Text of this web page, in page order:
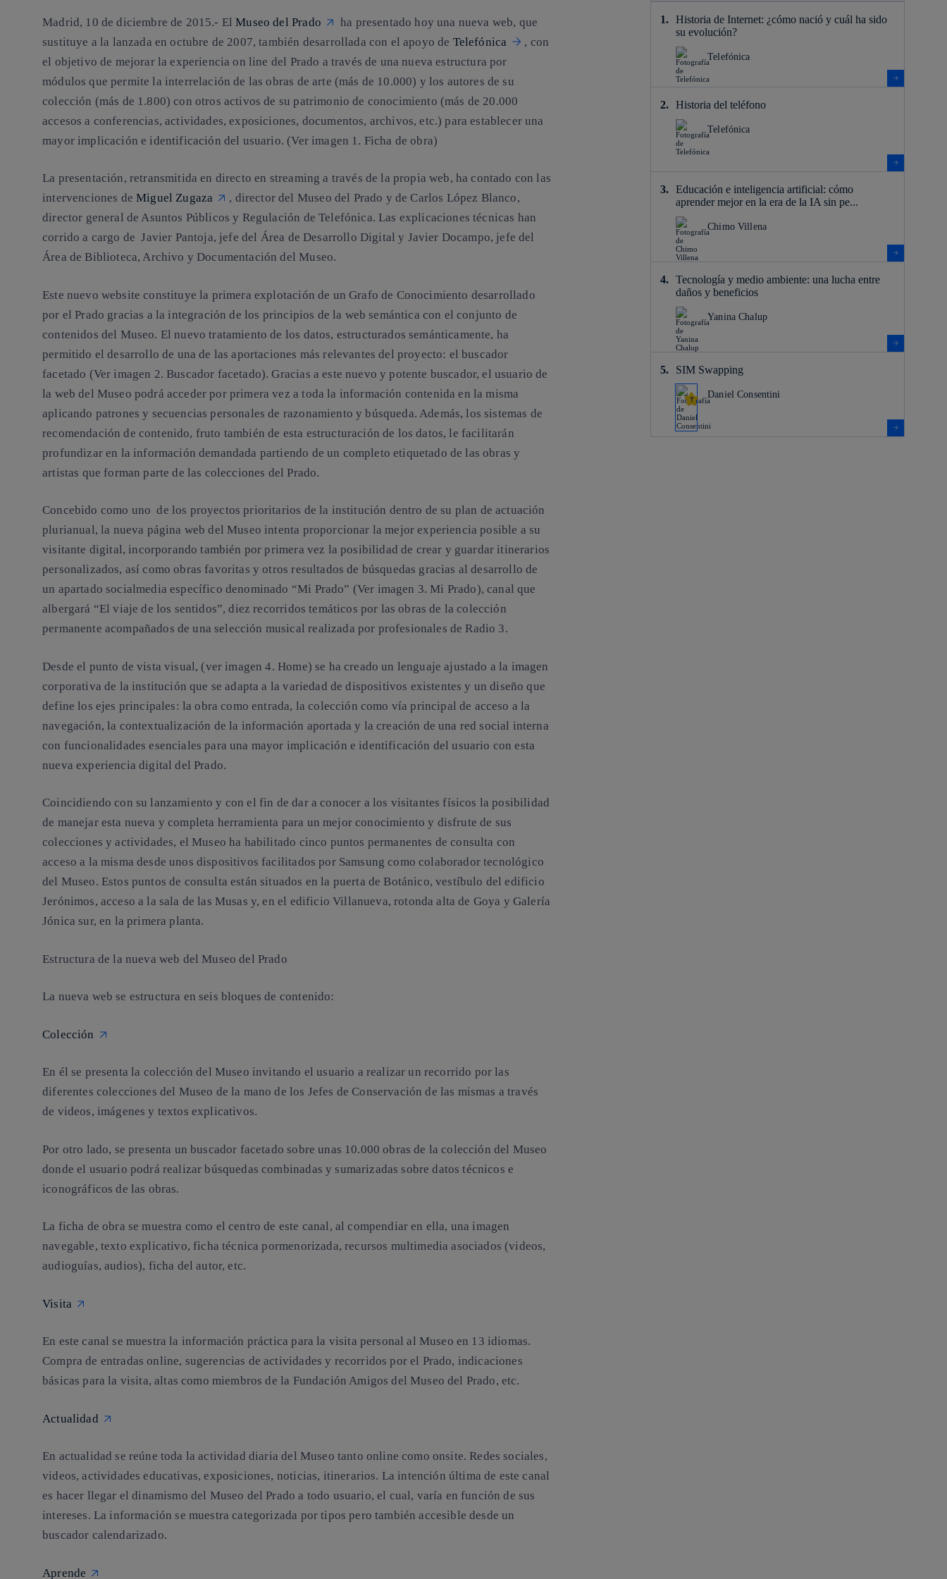
Madrid, 10 de diciembre de 2015.- ElMuseo del Prado
ha presentado hoy una nueva web, que
sustituye a la lanzada en octubre de 2007, también desarrollada con el apoyo de Telefónica
, con
el objetivo de mejorar la experiencia on line del Prado a través de una nueva estructura por
módulos que permite la interrelación de las obras de arte (más de 10.000) y los autores de su
colección (más de 1.800) con otros activos de su patrimonio de conocimiento (más de 20.000
accesos a conferencias, actividades, exposiciones, documentos, archivos, etc.) para establecer una
mayor implicación e identificación del usuario. (Ver imagen 1. Ficha de obra)
La presentación, retransmitida en directo en streaming a través de la propia web, ha contado con las
intervenciones deMiguel Zugaza
, director del Museo del Prado y de Carlos López Blanco,
director general de Asuntos Públicos y Regulación de Telefónica. Las explicaciones técnicas han
corrido a cargo de Javier Pantoja, jefe del Área de Desarrollo Digital y Javier Docampo, jefe del
Área de Biblioteca, Archivo y Documentación del Museo.
Este nuevo website constituye la primera explotación de un Grafo de Conocimiento desarrollado
por el Prado gracias a la integración de los principios de la web semántica con el conjunto de
contenidos del Museo. El nuevo tratamiento de los datos, estructurados semánticamente, ha
permitido el desarrollo de una de las aportaciones más relevantes del proyecto: el buscador
facetado (Ver imagen 2. Buscador facetado). Gracias a este nuevo y potente buscador, el usuario de
la web del Museo podrá acceder por primera vez a toda la información contenida en la misma
aplicando patrones y secuencias personales de razonamiento y búsqueda. Además, los sistemas de
recomendación de contenido, fruto también de esta estructuración de los datos, le facilitarán
profundizar en la información demandada partiendo de un completo etiquetado de las obras y
artistas que forman parte de las colecciones del Prado.
Concebido como uno de los proyectos prioritarios de la institución dentro de su plan de actuación
plurianual, la nueva página web del Museo intenta proporcionar la mejor experiencia posible a su
visitante digital, incorporando también por primera vez la posibilidad de crear y guardar itinerarios
personalizados, así como obras favoritas y otros resultados de búsquedas gracias al desarrollo de
un apartado socialmedia específico denominado “Mi Prado” (Ver imagen 3. Mi Prado), canal que
albergará “El viaje de los sentidos”, diez recorridos temáticos por las obras de la colección
permanente acompañados de una selección musical realizada por profesionales de Radio 3.
Desde el punto de vista visual, (ver imagen 4. Home) se ha creado un lenguaje ajustado a la imagen
corporativa de la institución que se adapta a la variedad de dispositivos existentes y un diseño que
define los ejes principales: la obra como entrada, la colección como vía principal de acceso a la
navegación, la contextualización de la información aportada y la creación de una red social interna
con funcionalidades esenciales para una mayor implicación e identificación del usuario con esta
nueva experiencia digital del Prado.
Coincidiendo con su lanzamiento y con el fin de dar a conocer a los visitantes físicos la posibilidad
de manejar esta nueva y completa herramienta para un mejor conocimiento y disfrute de sus
colecciones y actividades, el Museo ha habilitado cinco puntos permanentes de consulta con
acceso a la misma desde unos dispositivos facilitados por Samsung como colaborador tecnológico
del Museo. Estos puntos de consulta están situados en la puerta de Botánico, vestíbulo del edificio
Jerónimos, acceso a la sala de las Musas y, en el edificio Villanueva, rotonda alta de Goya y Galería
Jónica sur, en la primera planta.
Estructura de la nueva web del Museo del Prado
La nueva web se estructura en seis bloques de contenido:
Colección
En él se presenta la colección del Museo invitando el usuario a realizar un recorrido por las
diferentes colecciones del Museo de la mano de los Jefes de Conservación de las mismas a través
de videos, imágenes y textos explicativos.
Por otro lado, se presenta un buscador facetado sobre unas 10.000 obras de la colección del Museo
donde el usuario podrá realizar búsquedas combinadas y sumarizadas sobre datos técnicos e
iconográficos de las obras.
La ficha de obra se muestra como el centro de este canal, al compendiar en ella, una imagen
navegable, texto explicativo, ficha técnica pormenorizada, recursos multimedia asociados (videos,
audioguías, audios), ficha del autor, etc.
Visita
En este canal se muestra la información práctica para la visita personal al Museo en 13 idiomas.
Compra de entradas online, sugerencias de actividades y recorridos por el Prado, indicaciones
básicas para la visita, altas como miembros de la Fundación Amigos del Museo del Prado, etc.
Actualidad
En actualidad se reúne toda la actividad diaria del Museo tanto online como onsite. Redes sociales,
videos, actividades educativas, exposiciones, noticias, itinerarios. La intención última de este canal
es hacer llegar el dinamismo del Museo del Prado a todo usuario, el cual, varía en función de sus
intereses. La información se muestra categorizada por tipos pero también accesible desde un
buscador calendarizado.
Aprende
Historia de Internet: ¿cómo nació y cuál ha sido
su evolución?
Telefónica
Historia del teléfono
Telefónica
Educación e inteligencia artificial: cómo
aprender mejor en la era de la IA sin pe...
Chimo Villena
Tecnología y medio ambiente: una lucha entre
daños y beneficios
Yanina Chalup
SIM Swapping
Daniel Consentini